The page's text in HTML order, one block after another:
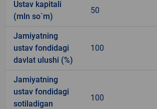
Ustav kapitali
(mln so`m)
50
Jamiyatning
ustav fondidagi
davlat ulushi (%)
100
Jamiyatning
ustav fondidagi
sotiladigan
100